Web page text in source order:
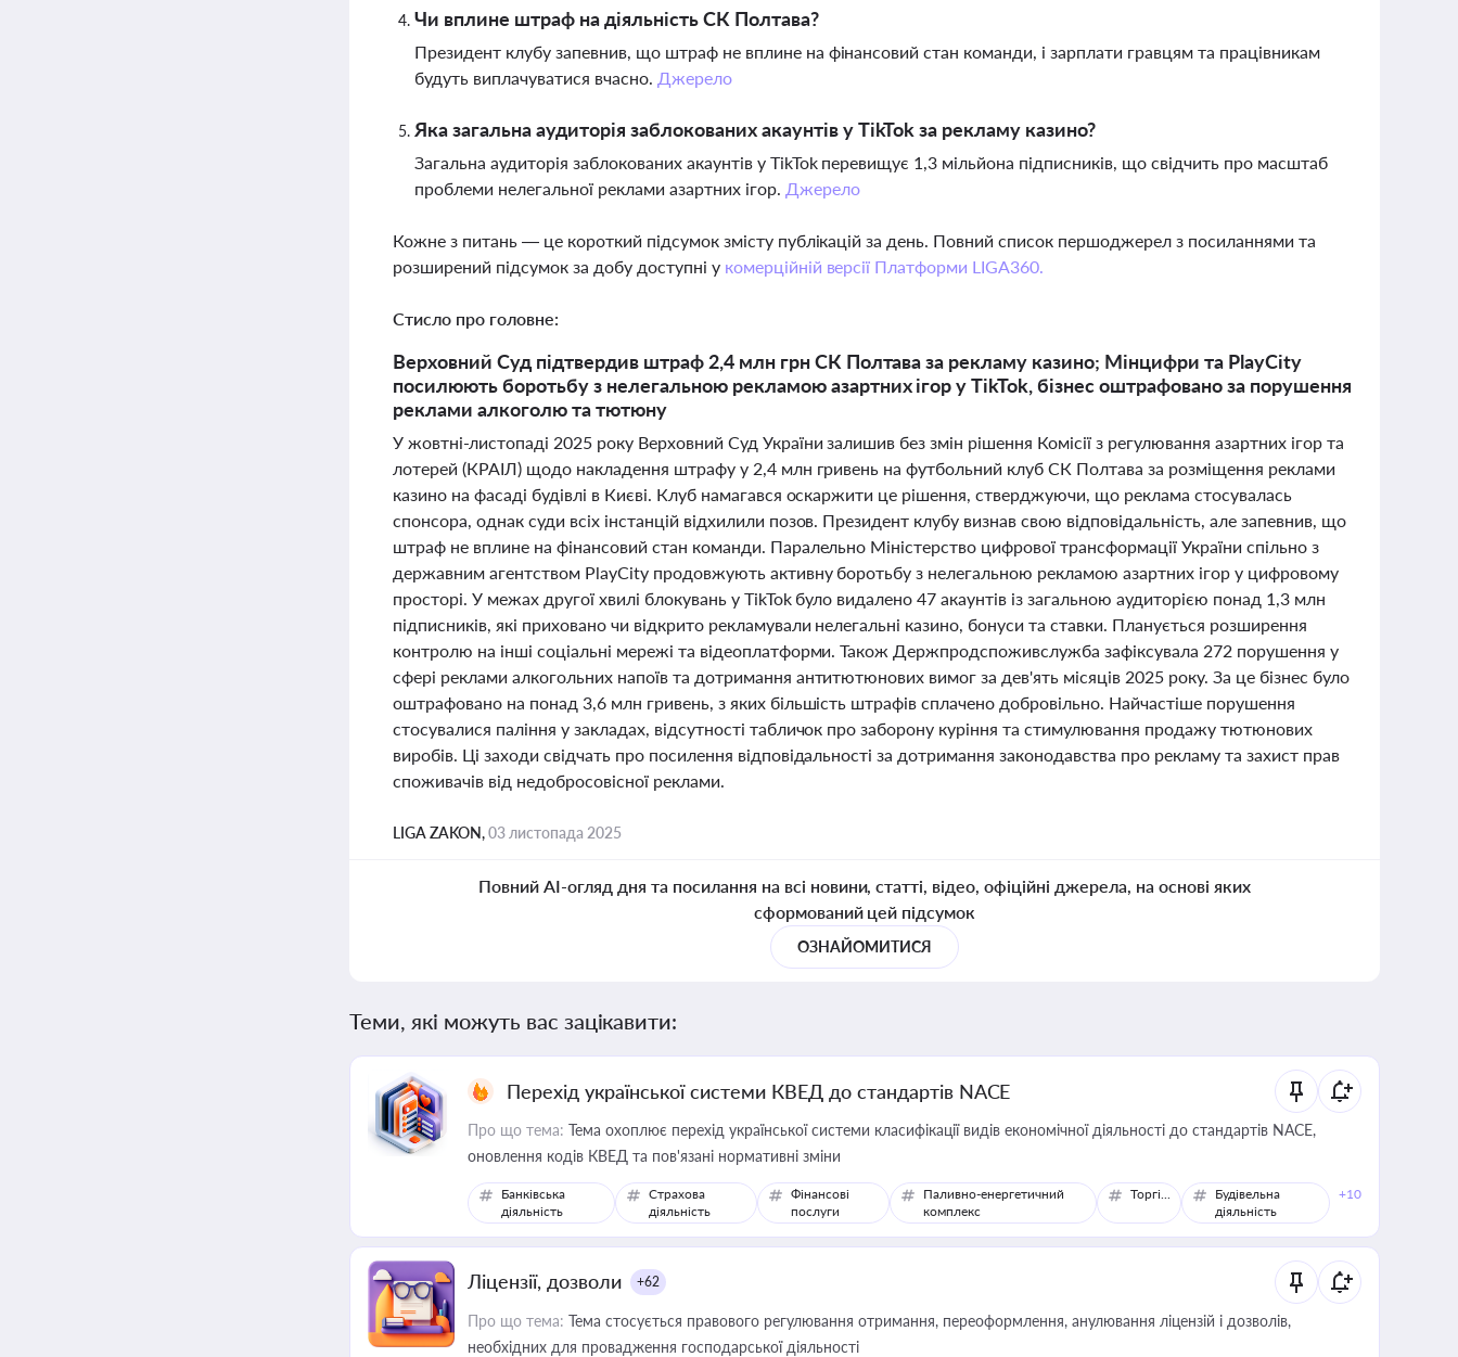
Чи вплине штраф на діяльність СК Полтава?
Президент клубу запевнив, що штраф не вплине на фінансовий стан команди, і зарплати гравцям та працівникам
будуть виплачуватися вчасно. Джерело
Яка загальна аудиторія заблокованих акаунтів у TikTok за рекламу казино?
Загальна аудиторія заблокованих акаунтів у TikTok перевищує 1,3 мільйона підписників, що свідчить про масштаб
проблеми нелегальної реклами азартних ігор. Джерело
Кожне з питань — це короткий підсумок змісту публікацій за день. Повний список першоджерел з посиланнями та
розширений підсумок за добу доступні у комерційній версії Платформи LIGA360.
Стисло про головне:
Верховний Суд підтвердив штраф 2,4 млн грн СК Полтава за рекламу казино; Мінцифри та PlayCity
посилюють боротьбу з нелегальною рекламою азартних ігор у TikTok, бізнес оштрафовано за порушення
реклами алкоголю та тютюну
У жовтні-листопаді 2025 року Верховний Суд України залишив без змін рішення Комісії з регулювання азартних ігор та
лотерей (КРАІЛ) щодо накладення штрафу у 2,4 млн гривень на футбольний клуб СК Полтава за розміщення реклами
казино на фасаді будівлі в Києві. Клуб намагався оскаржити це рішення, стверджуючи, що реклама стосувалась
спонсора, однак суди всіх інстанцій відхилили позов. Президент клубу визнав свою відповідальність, але запевнив, що
штраф не вплине на фінансовий стан команди. Паралельно Міністерство цифрової трансформації України спільно з
державним агентством PlayCity продовжують активну боротьбу з нелегальною рекламою азартних ігор у цифровому
просторі. У межах другої хвилі блокувань у TikTok було видалено 47 акаунтів із загальною аудиторією понад 1,3 млн
підписників, які приховано чи відкрито рекламували нелегальні казино, бонуси та ставки. Планується розширення
контролю на інші соціальні мережі та відеоплатформи. Також Держпродспоживслужба зафіксувала 272 порушення у
сфері реклами алкогольних напоїв та дотримання антитютюнових вимог за дев'ять місяців 2025 року. За це бізнес було
оштрафовано на понад 3,6 млн гривень, з яких більшість штрафів сплачено добровільно. Найчастіше порушення
стосувалися паління у закладах, відсутності табличок про заборону куріння та стимулювання продажу тютюнових
виробів. Ці заходи свідчать про посилення відповідальності за дотримання законодавства про рекламу та захист прав
споживачів від недобросовісної реклами.
LIGA ZAKON,03 листопада 2025
Повний AI-огляд дня та посилання на всі новини, статті, відео, офіційні джерела, на основі яких
сформований цей підсумок
ОЗНАЙОМИТИСЯ
Теми, які можуть вас зацікавити:
Перехід української системи КВЕД до стандартів NACE
Про що тема: Тема охоплює перехід української системи класифікації видів економічної діяльності до стандартів NACE,
оновлення кодів КВЕД та пов'язані нормативні зміни
Банківська
діяльність
Страхова
діяльність
Фінансові
послуги
Паливно-енергетичний
комплекс
Торгівля
Будівельна
діяльність
+10
Ліцензії, дозволи +62
Про що тема: Тема стосується правового регулювання отримання, переоформлення, анулювання ліцензій і дозволів,
необхідних для провадження господарської діяльності